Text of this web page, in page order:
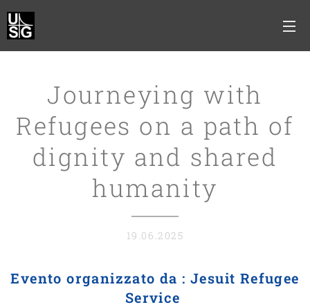
Journeying with
Refugees on a path of
dignity and shared
humanity
19.06.2025
Evento organizzato da : Jesuit Refugee
Service